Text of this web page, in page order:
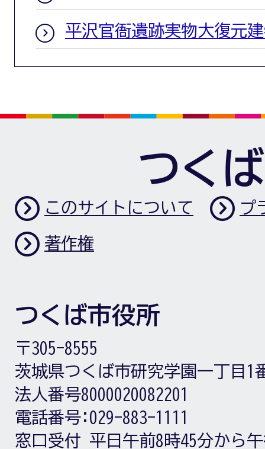
平沢官衙遺跡実物大復元
つく
このサイトについて プ
著作権
つくば市役所
〒305-8555
茨城県つくば市研究学園一丁目1
法人番号8000020082201
電話番号: 029-883-1111
窓口受付 平日午前8時45分から